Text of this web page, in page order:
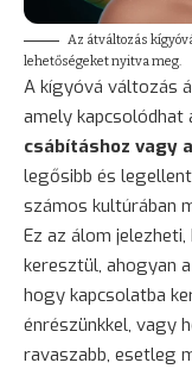
Az átváltozás
lehetőségeket nyitva meg.
A kígyóvá változás
amely kapcsolódhat
csábításhoz vagy
legősibb és
számos kultúrában
Ez az álom
keresztül, ahogyan
hogy kapcsolatba
énrészünkkel, vagy
ravaszabb, esetleg